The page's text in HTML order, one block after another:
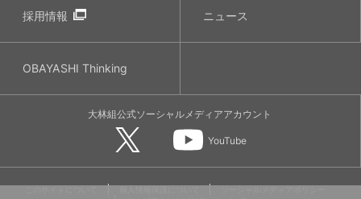
採用情報 ニュース
OBAYASHI Thinking
大林組公式ソーシャルメディアアカウント
YouTube